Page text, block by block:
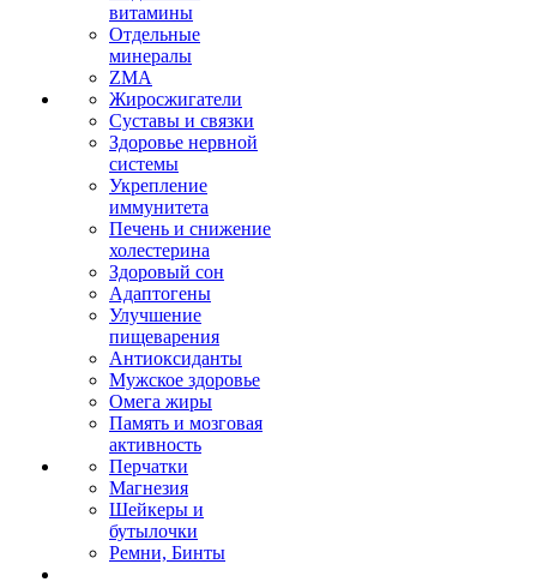
витамины
Отдельные
минералы
ZMA
Жиросжигатели
Суставы и связки
Здоровье нервной
системы
Укрепление
иммунитета
Печень и снижение
холестерина
Здоровый сон
Адаптогены
Улучшение
пищеварения
Антиоксиданты
Мужское здоровье
Омега жиры
Память и мозговая
активность
Перчатки
Магнезия
Шейкеры и
бутылочки
Ремни, Бинты